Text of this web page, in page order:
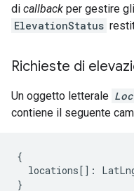
di callback per gestire
ElevationStatus
Richieste di
Un oggetto letterale
contiene il seguente
{
locations [] :
}